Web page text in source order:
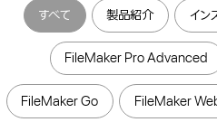
すべて 製品紹介 イン
FileMaker Pro Advanced
FileMaker Go FileMaker